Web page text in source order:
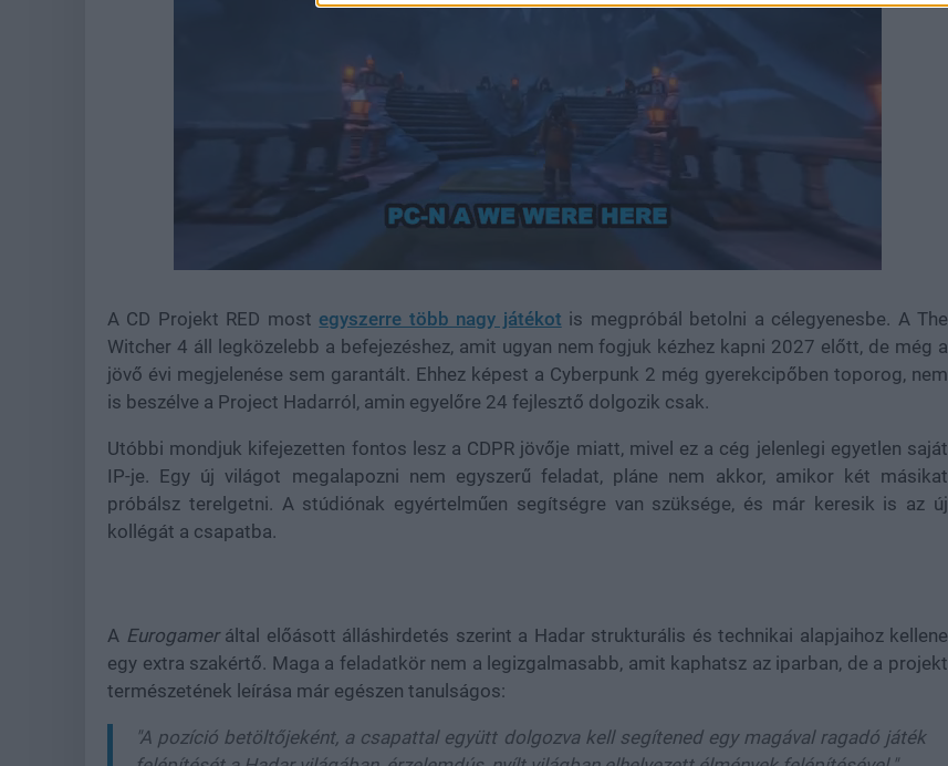
81.69%
A CD Projekt RED most egyszerre több nagy játékot is megpróbál betolni a célegyenesbe. A The
Witcher 4 áll legközelebb a befejezéshez, amit ugyan nem fogjuk kézhez kapni 2027 előtt, de még a
jövő évi megjelenése sem garantált. Ehhez képest a Cyberpunk 2 még gyerekcipőben toporog, nem
is beszélve a Project Hadarról, amin egyelőre 24 fejlesztő dolgozik csak.
Utóbbi mondjuk kifejezetten fontos lesz a CDPR jövője miatt, mivel ez a cég jelenlegi egyetlen saját
IP-je. Egy új világot megalapozni nem egyszerű feladat, pláne nem akkor, amikor két másikat
próbálsz terelgetni. A stúdiónak egyértelműen segítségre van szüksége, és már keresik is az új
kollégát a csapatba.
A Eurogameráltal előásott álláshirdetés szerint a Hadar strukturális és technikai alapjaihoz kellene
egy extra szakértő. Maga a feladatkör nem a legizgalmasabb, amit kaphatsz az iparban, de a projekt
természetének leírása már egészen tanulságos:
"A pozíció betöltőjeként, a csapattal együtt dolgozva kell segítened egy magával ragadó játék